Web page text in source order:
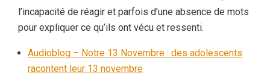
l’incapacité de réagir et parfois d’une absence de mots
pour expliquer ce qu’ils ont vécu et ressenti.
Audioblog – Notre 13 Novembre : des adolescents
racontent leur 13 novembre